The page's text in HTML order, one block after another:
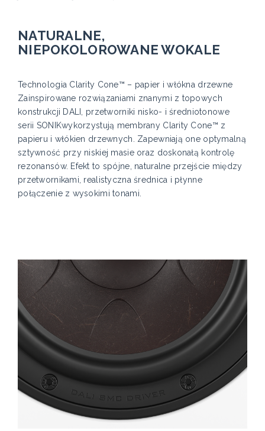
NATURALNE,
NIEPOKOLOROWANE WOKALE
Technologia Clarity Cone™ – papier i włókna drzewne
Zainspirowane rozwiązaniami znanymi z topowych
konstrukcji DALI, przetworniki nisko- i średniotonowe
serii SONIKwykorzystują membrany Clarity Cone™ z
papieru i włókien drzewnych. Zapewniają one optymalną
sztywność przy niskiej masie oraz doskonałą kontrolę
rezonansów. Efekt to spójne, naturalne przejście między
przetwornikami, realistyczna średnica i płynne
połączenie z wysokimi tonami.